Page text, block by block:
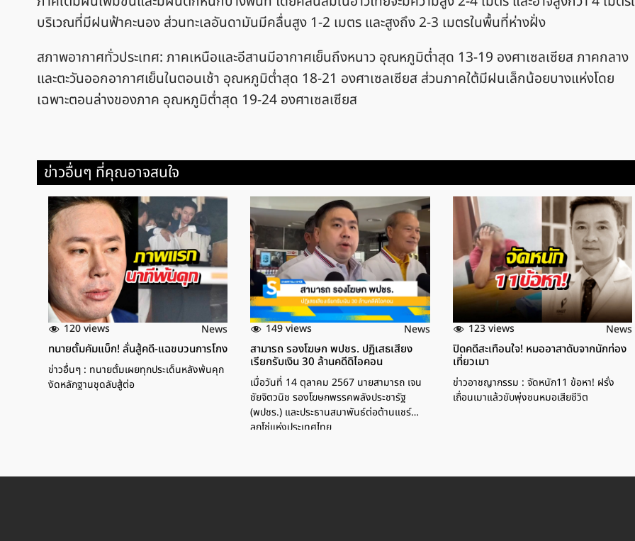
บริเวณที่มีฝนฟ้าคะนอง ส่วนทะเลอันดามันมีคลื่นสูง 1-2 เมตร และสูงถึง 2-3 เมตรในพื้นที่ห่างฝั่ง
สภาพอากาศทั่วประเทศ: ภาคเหนือและอีสานมีอากาศเย็นถึงหนาว อุณหภูมิต่ำสุด 13-19 องศาเซลเซียส ภาคกลาง
และตะวันออกอากาศเย็นในตอนเช้า อุณหภูมิต่ำสุด 18-21 องศาเซลเซียส ส่วนภาคใต้มีฝนเล็กน้อยบางแห่งโดย
เฉพาะตอนล่างของภาค อุณหภูมิต่ำสุด 19-24 องศาเซลเซียส
ข่าวอื่นๆ ที่คุณอาจสนใจ
120 views News
ทนายตั้มคัมแบ็ก! ลั่นสู้คดี-แฉขบวนการโกง
ข่าวอื่นๆ : ทนายตั้มเผยทุกประเด็นหลังพ้นคุก
งัดหลักฐานชุดลับสู้ต่อ
149 views News
สามารถ รองโฆษก พปชร. ปฏิเสธเสียง
เรียกรับเงิน 30 ล้านคดีดิไอคอน
เมื่อวันที่ 14 ตุลาคม 2567 นายสามารถ เจน
ชัยจิตวนิช รองโฆษกพรรคพลังประชารัฐ
(พปชร.) และประธานสมาพันธ์ต่อต้านแชร์
ลูกโซ่แห่งประเทศไทย
123 views News
ปิดคดีสะเทือนใจ! หมออาสาดับจากนักท่อง
เที่ยวเมา
ข่าวอาชญากรรม : จัดหนัก11 ข้อหา! ฝรั่ง
เถื่อนเมาแล้วขับพุ่งชนหมอเสียชีวิต